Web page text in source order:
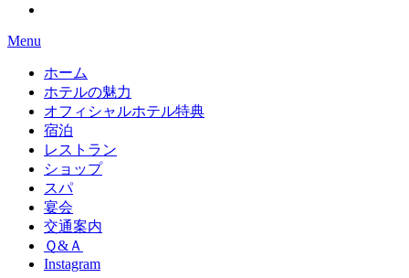
Menu
ホーム
ホテルの魅力
オフィシャルホテル特典
宿泊
レストラン
ショップ
スパ
宴会
交通案内
Ｑ&Ａ
Instagram